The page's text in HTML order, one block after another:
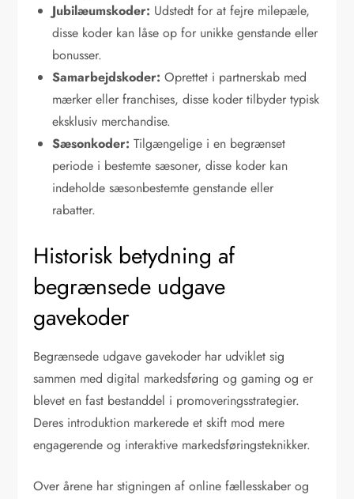
Jubilæumskoder: Udstedt for at fejre milepæle,
disse koder kan låse op for unikke genstande eller
bonusser.
Samarbejdskoder: Oprettet i partnerskab med
mærker eller franchises, disse koder tilbyder typisk
eksklusiv merchandise.
Sæsonkoder: Tilgængelige i en begrænset
periode i bestemte sæsoner, disse koder kan
indeholde sæsonbestemte genstande eller
rabatter.
Historisk betydning af
begrænsede udgave
gavekoder
Begrænsede udgave gavekoder har udviklet sig
sammen med digital markedsføring og gaming og er
blevet en fast bestanddel i promoveringsstrategier.
Deres introduktion markerede et skift mod mere
engagerende og interaktive markedsføringsteknikker.
Over årene har stigningen af online fællesskaber og